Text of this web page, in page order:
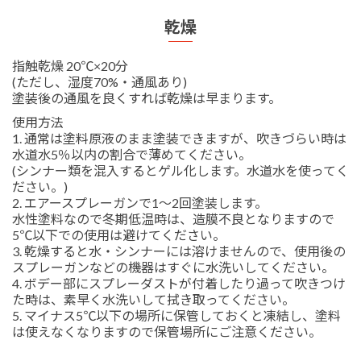
乾燥
指触乾燥 20℃×20分
(ただし、湿度70%・通風あり)
塗装後の通風を良くすれば乾燥は早まります。
使用方法
1. 通常は塗料原液のまま塗装できますが、吹きづらい時は
水道水5％以内の割合で薄めてください。
(シンナー類を混入するとゲル化します。水道水を使ってく
ださい。)
2. エアースプレーガンで1～2回塗装します。
水性塗料なので冬期低温時は、造膜不良となりますので
5℃以下での使用は避けてください。
3. 乾燥すると水・シンナーには溶けませんので、使用後の
スプレーガンなどの機器はすぐに水洗いしてください。
4. ボデー部にスプレーダストが付着したり過って吹きつけ
た時は、素早く水洗いして拭き取ってください。
5. マイナス5℃以下の場所に保管しておくと凍結し、塗料
は使えなくなりますので保管場所にご注意ください。